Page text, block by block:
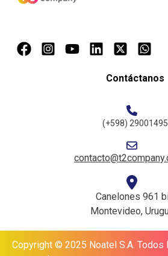
Contáctanos
(+598) 29001495
Canelones 961
Montevideo,
Copyright © 2025 Noatel S.A. Todos